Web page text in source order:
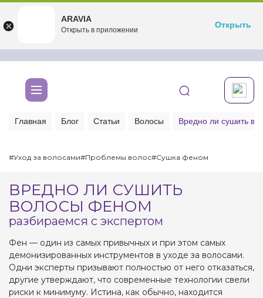
undefined
Бесплатноru.aravia.new
Открыть
Главная Блог Статьи Волосы Вредно ли сушить
#Уход за волосами#Проблемы волос#Сушка феном
ВРЕДНО ЛИ СУШИТЬ
ВОЛОСЫ ФЕНОМ
разбираемся с экспертом
Фен — один из самых привычных и при этом самых
демонизированных инструментов в уходе за волосами.
Одни эксперты призывают полностью от него отказаться,
другие утверждают, что современные технологии свели
риски к минимуму. Истина, как обычно, находится
ARAVIA
Открыть в приложении
Открыть